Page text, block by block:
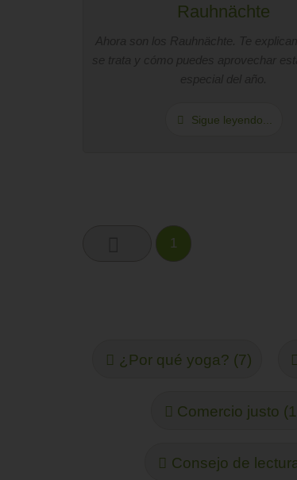
Rauhnächte
Sigue leyendo...
1
¿Por qué yoga? (7)
Comercio justo
Consejo de